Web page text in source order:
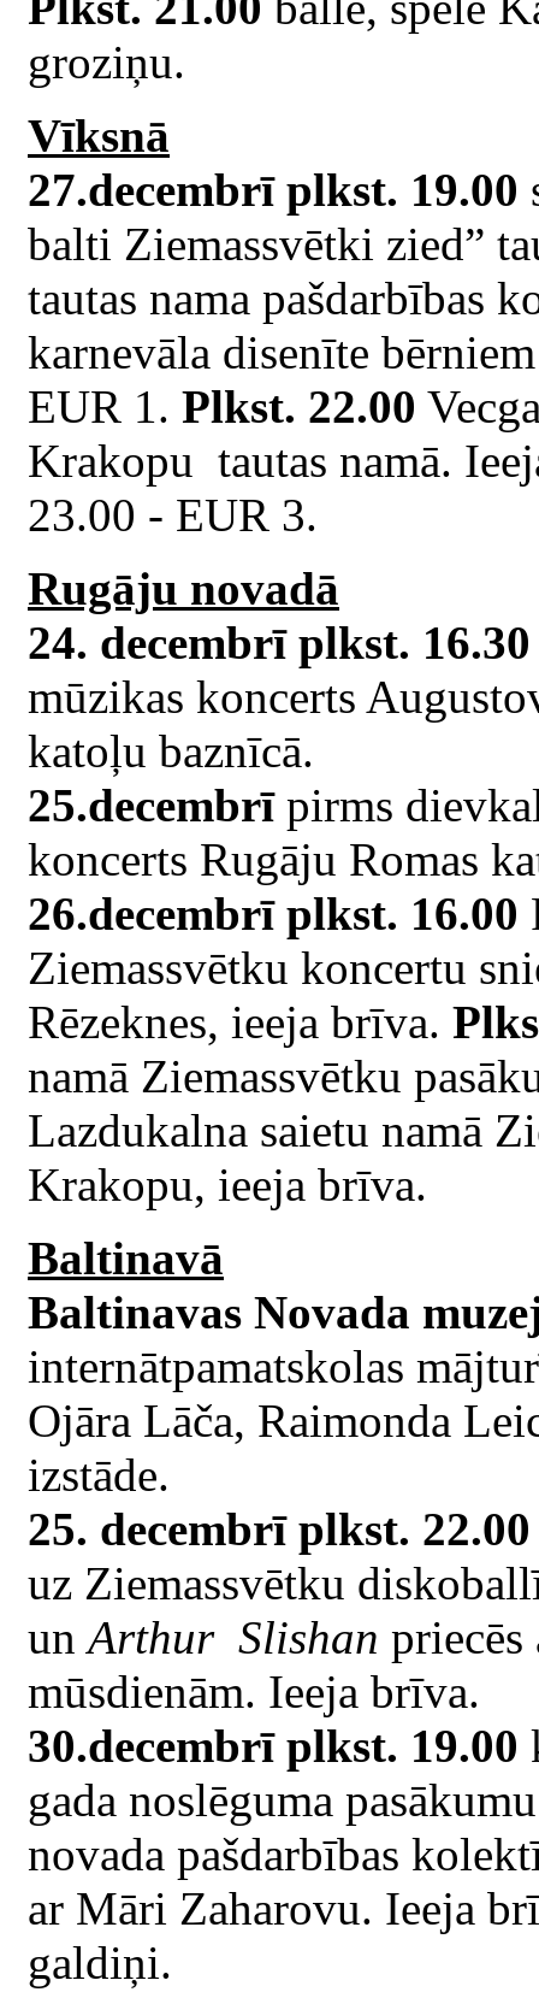
groziņu.
Vīksnā
27.decembrī plkst. 19.00
balti Ziemassvētki zied”
tautas nama pašdarbības
karnevāla disenīte
EUR 1. Plkst. 22.00
Krakopu tautas namā.
23.00 - EUR 3.
Rugāju novadā
24. decembrī plkst. 16.30
mūzikas koncerts
katoļu baznīcā.
25.decembrīpirms
koncerts Rugāju Romas
26.decembrī plkst. 16.00
Ziemassvētku koncertu
Rēzeknes, ieeja brīva.
namā Ziemassvētku
Lazdukalna saietu namā
Krakopu, ieeja brīva.
Baltinavā
Baltinavas Novada
internātpamatskolas
Ojāra Lāča, Raimonda
izstāde.
25. decembrī plkst. 22.00
uz Ziemassvētku
unArthur Slishan
mūsdienām. Ieeja brīva.
30.decembrī plkst. 19.00
gada noslēguma
novada pašdarbības
ar Māri Zaharovu. Ieeja
galdiņi.